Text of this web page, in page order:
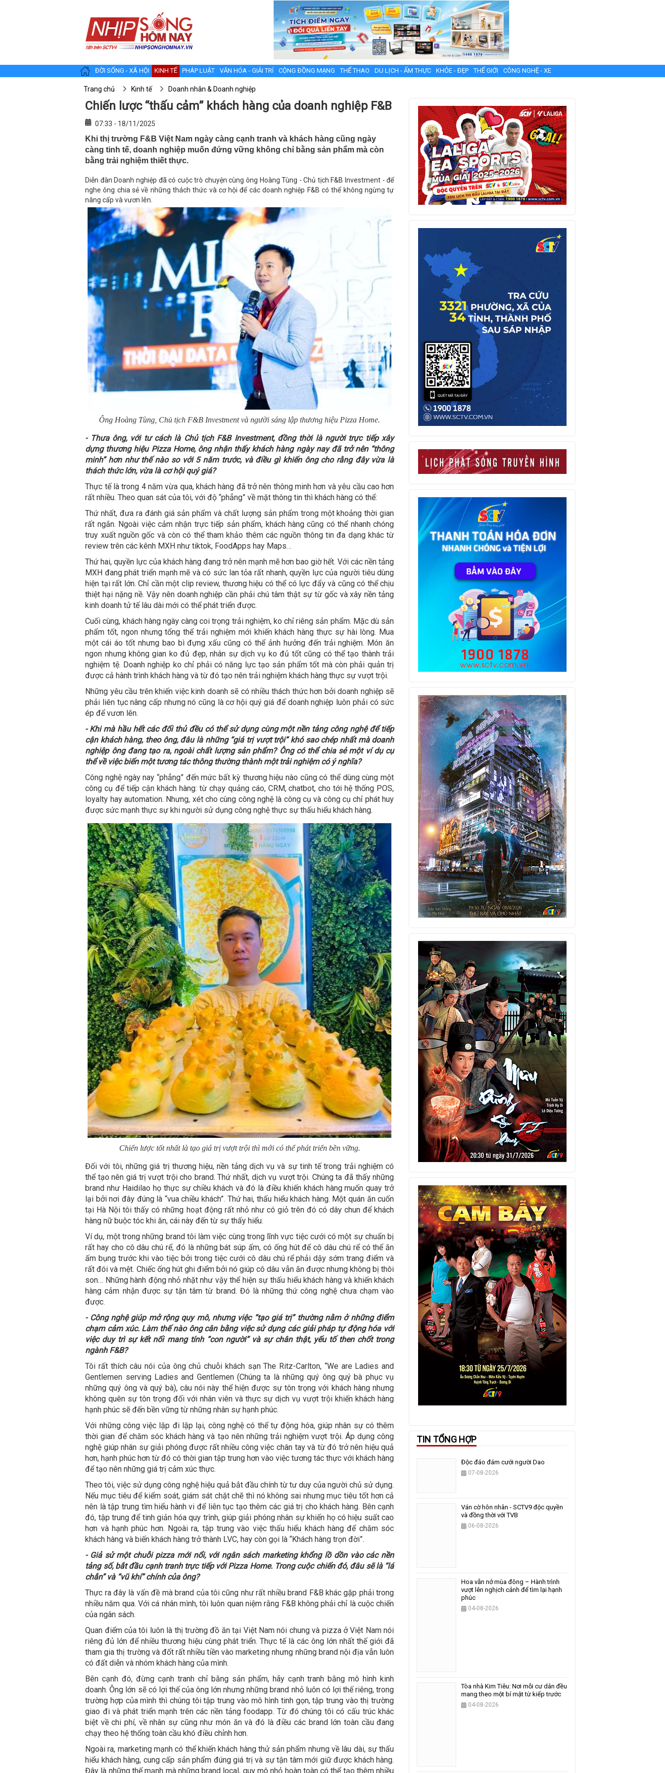
ĐỜI SỐNG - XÃ HỘI KINH TẾ PHÁP LUẬT VĂN HÓA - GIẢI TRÍ CỘNG ĐỒNG MẠNG THỂ THAO DU LỊCH - ẨM THỰC KHỎE - ĐẸP THẾ GIỚI CÔNG NGHỆ - XE
Trang chủ Kinh tế Doanh nhân & Doanh nghiệp
Chiến lược “thấu cảm” khách hàng của doanh nghiệp F&B
07:33 - 18/11/2025
Khi thị trường F&B Việt Nam ngày càng cạnh tranh và khách hàng cũng ngày
càng tinh tế, doanh nghiệp muốn đứng vững không chỉ bằng sản phẩm mà còn
bằng trải nghiệm thiết thực.
Diễn đàn Doanh nghiệp đã có cuộc trò chuyện cùng ông Hoàng Tùng - Chủ tịch F&B Investment - để
nghe ông chia sẻ về những thách thức và cơ hội để các doanh nghiệp F&B có thể không ngừng tự
nâng cấp và vươn lên.
Ông Hoàng Tùng, Chủ tịch F&B Investment và người sáng lập thương hiệu Pizza Home.
- Thưa ông, với tư cách là Chủ tịch F&B Investment, đồng thời là người trực tiếp xây
dựng thương hiệu Pizza Home, ông nhận thấy khách hàng ngày nay đã trở nên “thông
minh” hơn như thế nào so với 5 năm trước, và điều gì khiến ông cho rằng đây vừa là
thách thức lớn, vừa là cơ hội quý giá?
Thực tế là trong 4 năm vừa qua, khách hàng đã trở nên thông minh hơn và yêu cầu cao hơn
rất nhiều. Theo quan sát của tôi, với độ “phẳng” về mặt thông tin thì khách hàng có thể:
Thứ nhất, đưa ra đánh giá sản phẩm và chất lượng sản phẩm trong một khoảng thời gian
rất ngắn. Ngoài việc cảm nhận trực tiếp sản phẩm, khách hàng cũng có thể nhanh chóng
truy xuất nguồn gốc và còn có thể tham khảo thêm các nguồn thông tin đa dạng khác từ
review trên các kênh MXH như tiktok, FoodApps hay Maps…
Thứ hai, quyền lực của khách hàng đang trở nên mạnh mẽ hơn bao giờ hết. Với các nền tảng
MXH đang phát triển mạnh mẽ và có sức lan tỏa rất nhanh, quyền lực của người tiêu dùng
hiện tại rất lớn. Chỉ cần một clip review, thương hiệu có thể có lực đẩy và cũng có thể chịu
thiệt hại nặng nề. Vậy nên doanh nghiệp cần phải chú tâm thật sự từ gốc và xây nền tảng
kinh doanh tử tế lâu dài mới có thể phát triển được.
Cuối cùng, khách hàng ngày càng coi trọng trải nghiệm, ko chỉ riêng sản phẩm. Mặc dù sản
phẩm tốt, ngon nhưng tổng thể trải nghiệm mới khiến khách hàng thực sự hài lòng. Mua
một cái áo tốt nhưng bao bì đựng xấu cũng có thể ảnh hưởng đến trải nghiệm. Món ăn
ngon nhưng không gian ko đủ đẹp, nhân sự dịch vụ ko đủ tốt cũng có thể tạo thành trải
nghiệm tệ. Doanh nghiệp ko chỉ phải có năng lực tạo sản phẩm tốt mà còn phải quản trị
được cả hành trình khách hàng và từ đó tạo nên trải nghiệm khách hàng thực sự vượt trội.
Những yêu cầu trên khiến việc kinh doanh sẽ có nhiều thách thức hơn bởi doanh nghiệp sẽ
phải liên tục nâng cấp nhưng nó cũng là cơ hội quý giá để doanh nghiệp luôn phải có sức
ép để vươn lên.
- Khi mà hầu hết các đối thủ đều có thể sử dụng cùng một nền tảng công nghệ để tiếp
cận khách hàng, theo ông, đâu là những “giá trị vượt trội” khó sao chép nhất mà doanh
nghiệp ông đang tạo ra, ngoài chất lượng sản phẩm? Ông có thể chia sẻ một ví dụ cụ
thể về việc biến một tương tác thông thường thành một trải nghiệm có ý nghĩa?
Công nghệ ngày nay “phẳng” đến mức bất kỳ thương hiệu nào cũng có thể dùng cùng một
công cụ để tiếp cận khách hàng: từ chạy quảng cáo, CRM, chatbot, cho tới hệ thống POS,
loyalty hay automation. Nhưng, xét cho cùng công nghệ là công cụ và công cụ chỉ phát huy
được sức mạnh thực sự khi người sử dụng công nghệ thực sự thấu hiểu khách hàng.
Chiến lược tốt nhất là tạo giá trị vượt trội thì mới có thể phát triển bền vững.
Đối với tôi, những giá trị thương hiệu, nền tảng dịch vụ và sự tinh tế trong trải nghiệm có
thể tạo nên giá trị vượt trội cho brand. Thứ nhất, dịch vụ vượt trội. Chúng ta đã thấy những
brand như Haidilao họ thực sự chiều khách và đó là điều khiến khách hàng muốn quay trở
lại bởi nơi đây đúng là “vua chiều khách”. Thứ hai, thấu hiểu khách hàng. Một quán ăn cuốn
tại Hà Nội tôi thấy có những hoạt động rất nhỏ như có giỏ trên đó có dây chun để khách
hàng nữ buộc tóc khi ăn, cái này đến từ sự thấy hiểu.
Ví dụ, một trong những brand tôi làm việc cùng trong lĩnh vực tiệc cưới có một sự chuẩn bị
rất hay cho cô dâu chú rể, đó là những bát súp ấm, có ống hút để cô dâu chú rể có thể ăn
ấm bụng trước khi vào tiệc bởi trong tiệc cưới cô dâu chú rể phải dậy sớm trang điểm và
rất đói và mệt. Chiếc ống hút ghi điểm bởi nó giúp cô dâu vẫn ăn được nhưng không bị thôi
son… Những hành động nhỏ nhặt như vậy thể hiện sự thấu hiểu khách hàng và khiến khách
hàng cảm nhận được sự tận tâm từ brand. Đó là những thứ công nghệ chưa chạm vào
được.
- Công nghệ giúp mở rộng quy mô, nhưng việc “tạo giá trị” thường nằm ở những điểm
chạm cảm xúc. Làm thế nào ông cân bằng việc sử dụng các giải pháp tự động hóa với
việc duy trì sự kết nối mang tính “con người” và sự chân thật, yếu tố then chốt trong
ngành F&B?
Tôi rất thích câu nói của ông chủ chuỗi khách sạn The Ritz-Carlton, “We are Ladies and
Gentlemen serving Ladies and Gentlemen (Chúng ta là những quý ông quý bà phục vụ
những quý ông và quý bà), câu nói này thể hiện được sự tôn trọng với khách hàng nhưng
không quên sự tôn trọng đối với nhân viên và thực sự dịch vụ vượt trội khiến khách hàng
hạnh phúc sẽ đến bền vững từ những nhân sự hạnh phúc.
Với những công việc lặp đi lặp lại, công nghệ có thể tự động hóa, giúp nhân sự có thêm
thời gian để chăm sóc khách hàng và tạo nên những trải nghiệm vượt trội. Áp dụng công
nghệ giúp nhân sự giải phóng được rất nhiều công việc chân tay và từ đó trở nên hiệu quả
hơn, hạnh phúc hơn từ đó có thời gian tập trung hơn vào việc tương tác thực với khách hàng
để tạo nên những giá trị cảm xúc thực.
Theo tôi, việc sử dụng công nghệ hiệu quả bắt đầu chính từ tư duy của người chủ sử dụng.
Nếu mục tiêu để kiểm soát, giám sát chặt chẽ thì nó không sai nhưng mục tiêu tốt hơn cả
nên là tập trung tìm hiểu hành vi để liên tục tạo thêm các giá trị cho khách hàng. Bên cạnh
đó, tập trung để tinh giản hóa quy trình, giúp giải phóng nhân sự khiến họ có hiệu suất cao
hơn và hạnh phúc hơn. Ngoài ra, tập trung vào việc thấu hiểu khách hàng để chăm sóc
khách hàng và biến khách hàng trở thành LVC, hay còn gọi là “Khách hàng trọn đời”.
- Giả sử một chuỗi pizza mới nổi, với ngân sách marketing khổng lồ dồn vào các nền
tảng số, bắt đầu cạnh tranh trực tiếp với Pizza Home. Trong cuộc chiến đó, đâu sẽ là “lá
chắn” và “vũ khí” chính của ông?
Thực ra đây là vấn đề mà brand của tôi cũng như rất nhiều brand F&B khác gặp phải trong
nhiều năm qua. Với cá nhân mình, tôi luôn quan niệm rằng F&B không phải chỉ là cuộc chiến
của ngân sách.
Quan điểm của tôi luôn là thị trường đồ ăn tại Việt Nam nói chung và pizza ở Việt Nam nói
riêng đủ lớn để nhiều thương hiệu cùng phát triển. Thực tế là các ông lớn nhất thế giới đã
tham gia thị trường và đốt rất nhiều tiền vào marketing nhưng những brand nội địa vẫn luôn
có đất diễn và nhóm khách hàng của mình.
Bên cạnh đó, đừng cạnh tranh chỉ bằng sản phẩm, hãy cạnh tranh bằng mô hình kinh
doanh. Ông lớn sẽ có lợi thế của ông lớn nhưng những brand nhỏ luôn có lợi thế riêng, trong
trường hợp của mình thì chúng tôi tập trung vào mô hình tinh gọn, tập trung vào thị trường
giao đi và phát triển mạnh trên các nền tảng foodapp. Từ đó chúng tôi có cấu trúc khác
biệt về chi phí, về nhân sự cũng như món ăn và đó là điều các brand lớn toàn cầu đang
chạy theo hệ thống toàn cầu khó điều chỉnh hơn.
Ngoài ra, marketing mạnh có thể khiến khách hàng thử sản phẩm nhưng về lâu dài, sự thấu
hiểu khách hàng, cung cấp sản phẩm đúng giá trị và sự tận tâm mới giữ được khách hàng.
Đây là những thế mạnh mà những brand local, quy mô nhỏ hoàn toàn có thể tạo thêm nhiều
TIN TỔNG HỢP
Độc đáo đám cưới người Dao
07-08-2026
Ván cờ hôn nhân - SCTV9 độc quyền
và đồng thời với TVB
06-08-2026
Hoa vẫn nở mùa đông – Hành trình
vượt lên nghịch cảnh để tìm lại hạnh
phúc
04-08-2026
Tòa nhà Kim Tiêu: Nơi mỗi cư dân đều
mang theo một bí mật từ kiếp trước
04-08-2026